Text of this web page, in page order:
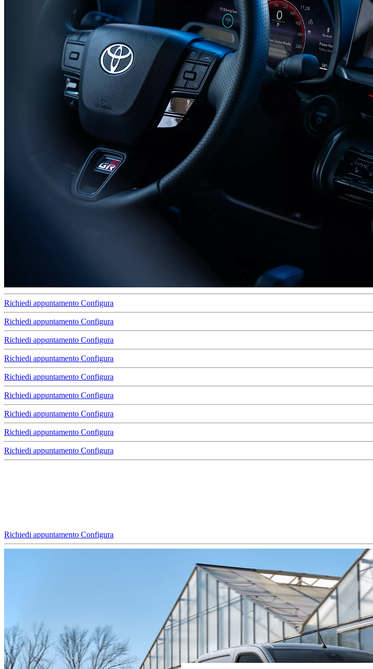
Richiedi appuntamento Configura
Richiedi appuntamento Configura
Richiedi appuntamento Configura
Richiedi appuntamento Configura
Richiedi appuntamento Configura
Richiedi appuntamento Configura
Richiedi appuntamento Configura
Richiedi appuntamento Configura
Richiedi appuntamento Configura
Richiedi appuntamento Configura